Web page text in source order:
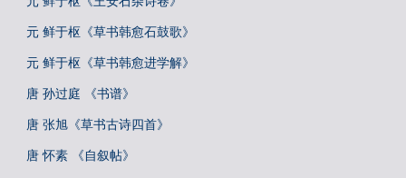
元 鲜于枢《草书韩愈石鼓歌》
元 鲜于枢《草书韩愈进学解》
唐 孙过庭 《书谱》
唐 张旭《草书古诗四首》
唐 怀素 《自叙帖》